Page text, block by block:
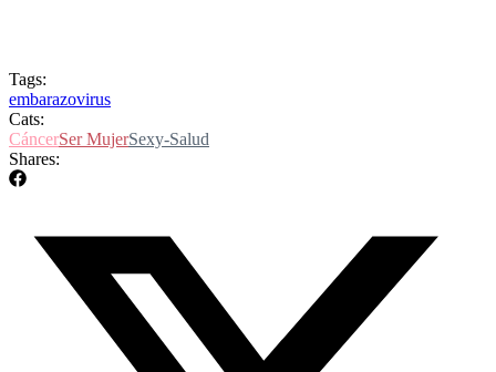
Tags:
embarazovirus
Cats:
CáncerSer MujerSexy-Salud
Shares: